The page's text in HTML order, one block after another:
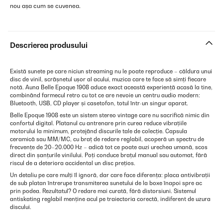
nou așa cum se cuvenea.
Descrierea produsului
Există sunete pe care niciun streaming nu le poate reproduce – căldura unui
disc de vinil, scrâșnetul ușor al acului, muzica care te face să simți fiecare
notă. Auna Belle Epoque 1908 aduce exact această experiență acasă la tine,
combinând farmecul retro cu tot ce are nevoie un centru audio modern:
Bluetooth, USB, CD player și casetofon, totul într-un singur aparat.
Belle Epoque 1908 este un sistem stereo vintage care nu sacrifică nimic din
confortul digital. Platanul cu antrenare prin curea reduce vibrațiile
motorului la minimum, protejând discurile tale de colecție. Capsula
ceramică sau MM/MC, cu braț de redare reglabil, acoperă un spectru de
frecvențe de 20–20.000 Hz – adică tot ce poate auzi urechea umană, scos
direct din șanțurile vinilului. Poți conduce brațul manual sau automat, fără
riscul de a deteriora accidental un disc prețios.
Un detaliu pe care mulți îl ignoră, dar care face diferența: placa antivibrații
de sub platan întrerupe transmiterea sunetului de la boxe înapoi spre ac
prin podea. Rezultatul? O redare mai curată, fără distorsiuni. Sistemul
antiskating reglabil menține acul pe traiectoria corectă, indiferent de uzura
discului.